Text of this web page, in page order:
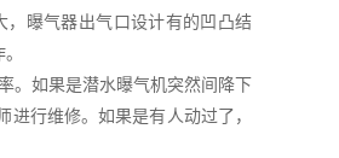
曝气器出气口设计有的凹凸结
。如果是潜水曝气机突然间降下
行维修。如果是有人动过了，